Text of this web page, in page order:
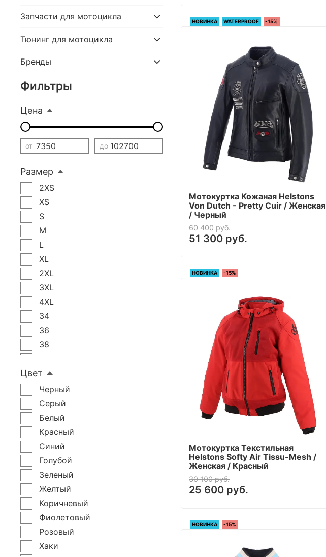
НОВИНКА WATERPROOF -15%
Мотокуртка Кожаная Helstons
Von Dutch - Pretty Cuir / Женская
/ Черный
60 400 руб.
51 300 руб.
НОВИНКА -15%
Мотокуртка Текстильная
Helstons Softy Air Tissu-Mesh /
Женская / Красный
30 100 руб.
25 600 руб.
НОВИНКА -15%
Запчасти для мотоцикла
Тюнинг для мотоцикла
Бренды
Фильтры
Цена
от до
Размер
2XS
XS
S
M
L
XL
2XL
3XL
4XL
34
36
38
42
44
46
48
50
XXL
4ХL
Цвет
Черный
Серый
Белый
Красный
Синий
Голубой
Зеленый
Желтый
Коричневый
Фиолетовый
Розовый
Хаки